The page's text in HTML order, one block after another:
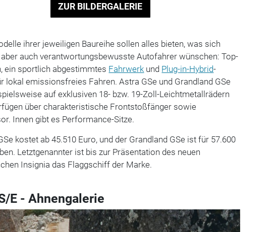
ZUR BILDERGALERIE
ihrer jeweiligen Baureihe sollen alles bieten, was sich
auch verantwortungsbewusste Autofahrer wünschen: Top-
ein sportlich abgestimmtes Fahrwerk und Plug-in-Hybrid-
lokal emissionsfreies Fahren. Astra GSe und Grandland GSe
auf exklusiven 18- bzw. 19-Zoll-Leichtmetallrädern
über charakteristische Frontstoßfänger sowie
Innen gibt es Performance-Sitze.
kostet ab 45.510 Euro, und der Grandland GSe ist für 57.600
Letztgenannter ist bis zur Präsentation des neuen
Insignia das Flaggschiff der Marke.
E - Ahnengalerie